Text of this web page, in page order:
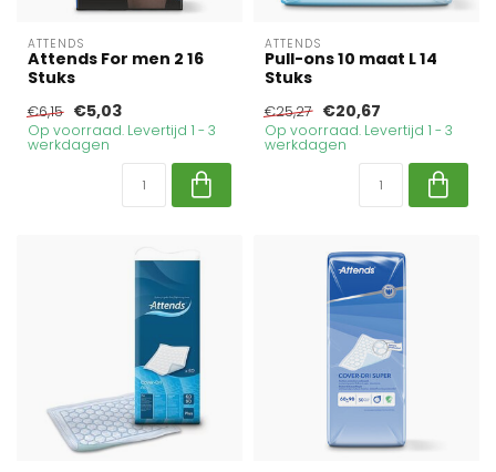
ATTENDS
Attends For men 2 16
Stuks
€6,15 €5,03
Op voorraad. Levertijd 1 - 3
werkdagen
ATTENDS
Pull-ons 10 maat L 14
Stuks
€25,27 €20,67
Op voorraad. Levertijd 1 - 3
werkdagen